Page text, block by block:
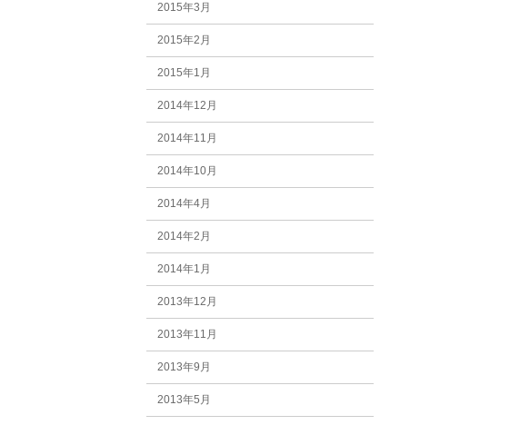
2015年3月
2015年2月
2015年1月
2014年12月
2014年11月
2014年10月
2014年4月
2014年2月
2014年1月
2013年12月
2013年11月
2013年9月
2013年5月